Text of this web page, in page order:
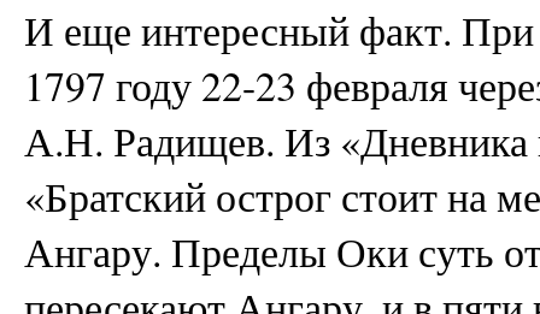
И еще интересный факт.
1797 году 22-23 февраля
А.Н. Радищев. Из «Дневника
«Братский острог стоит на
Ангару. Пределы Оки суть